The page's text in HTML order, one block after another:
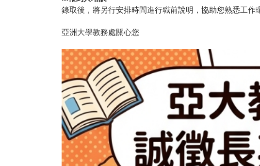
錄取後，將另行安排時間進行職前說明，協助您熟悉工作
亞洲大學教務處關心您